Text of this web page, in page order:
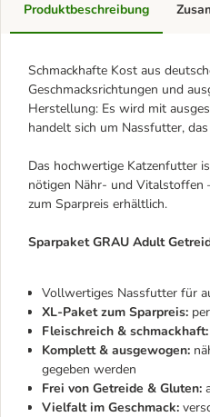
Produktbeschreibung
Schmackhafte Kost aus
Geschmacksrichtungen und
Herstellung: Es wird mit
handelt sich um Nassfutter,
Das hochwertige Katzenfutter
nötigen Nähr- und Vitalstoffen
zum Sparpreis erhältlich.
Sparpaket GRAU Adult
Vollwertiges Nassfutter für
XL-Paket zum Sparpreis:
Fleischreich & schmackhaft:
Komplett & ausgewogen:
gegeben werden
Frei von Getreide & Gluten:
Vielfalt im Geschmack: